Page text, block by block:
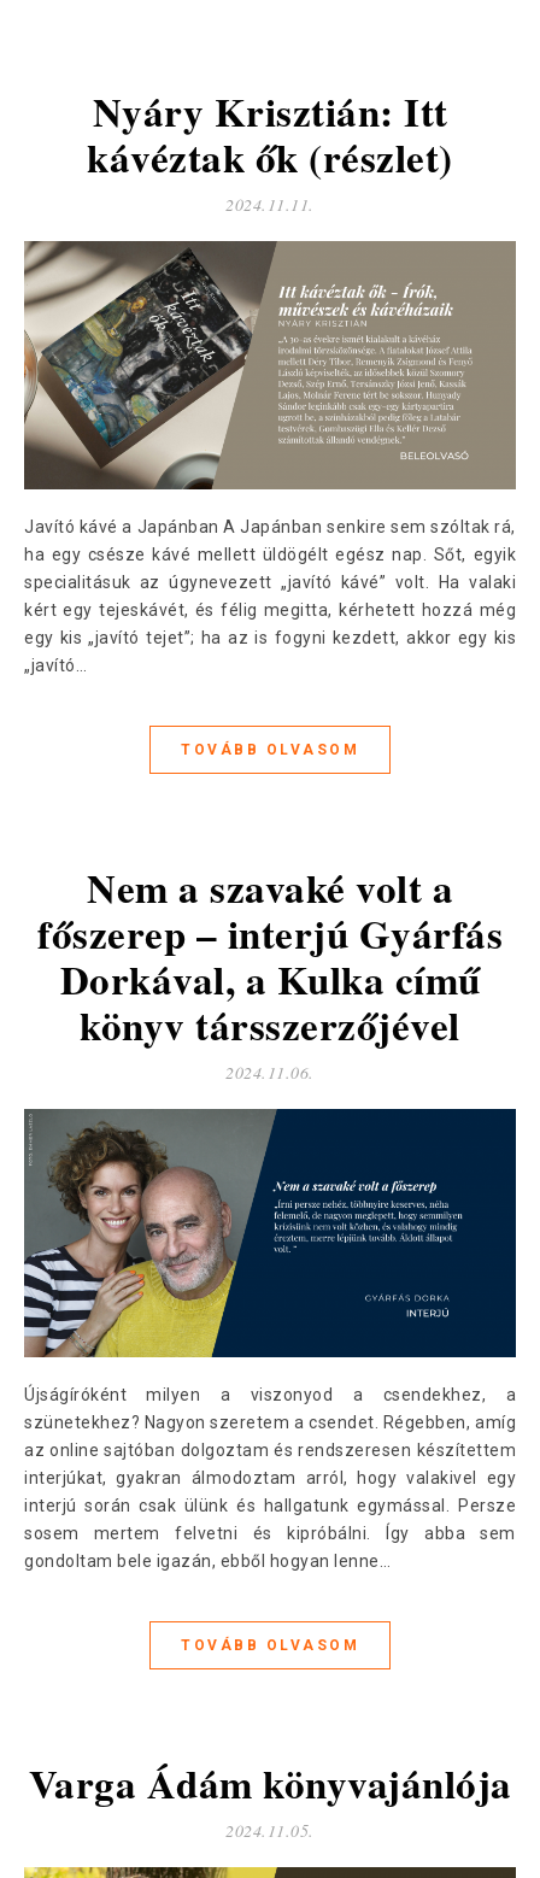
Nyáry Krisztián: Itt
kávéztak ők (részlet)
2024.11.11.
Javító kávé a Japánban A Japánban senkire sem szóltak rá,
ha egy csésze kávé mellett üldögélt egész nap. Sőt, egyik
specialitásuk az úgynevezett „javító kávé” volt. Ha valaki
kért egy tejeskávét, és félig megitta, kérhetett hozzá még
egy kis „javító tejet”; ha az is fogyni kezdett, akkor egy kis
„javító…
TOVÁBB OLVASOM
Nem a szavaké volt a
főszerep – interjú Gyárfás
Dorkával, a Kulka című
könyv társszerzőjével
2024.11.06.
Újságíróként milyen a viszonyod a csendekhez, a
szünetekhez? Nagyon szeretem a csendet. Régebben, amíg
az online sajtóban dolgoztam és rendszeresen készítettem
interjúkat, gyakran álmodoztam arról, hogy valakivel egy
interjú során csak ülünk és hallgatunk egymással. Persze
sosem mertem felvetni és kipróbálni. Így abba sem
gondoltam bele igazán, ebből hogyan lenne…
TOVÁBB OLVASOM
Varga Ádám könyvajánlója
2024.11.05.